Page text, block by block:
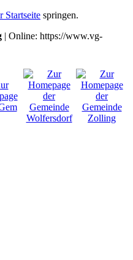
Startseite springen.
| Online: https://www.vg-